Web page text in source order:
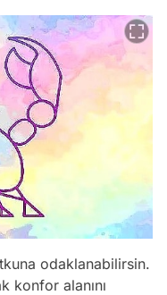
odaklanabilirsin.
konfor alanını